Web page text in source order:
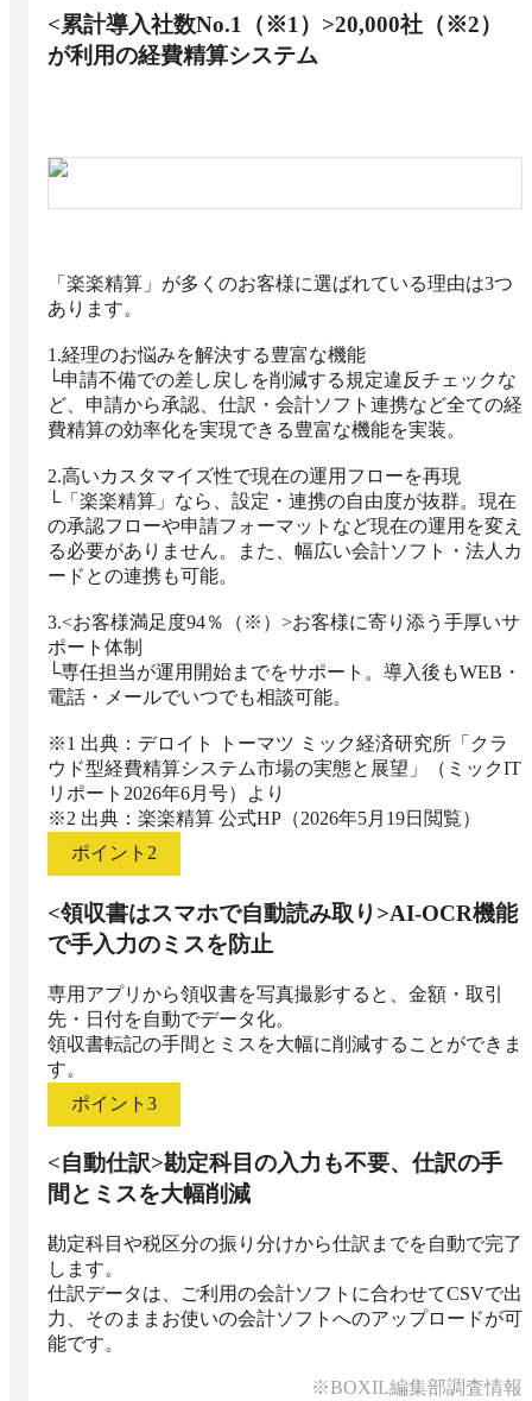
<累計導入社数No.1（※1）>20,000社（※2）
が利用の経費精算システム
「楽楽精算」が多くのお客様に選ばれている理由は3つ
あります。
1.経理のお悩みを解決する豊富な機能
└申請不備での差し戻しを削減する規定違反チェックな
ど、申請から承認、仕訳・会計ソフト連携など全ての経
費精算の効率化を実現できる豊富な機能を実装。
2.高いカスタマイズ性で現在の運用フローを再現
└「楽楽精算」なら、設定・連携の自由度が抜群。現在
の承認フローや申請フォーマットなど現在の運用を変え
る必要がありません。また、幅広い会計ソフト・法人カ
ードとの連携も可能。
3.<お客様満足度94％（※）>お客様に寄り添う手厚いサ
ポート体制
└専任担当が運用開始までをサポート。導入後もWEB・
電話・メールでいつでも相談可能。
※1 出典：デロイト トーマツ ミック経済研究所「クラ
ウド型経費精算システム市場の実態と展望」（ミックIT
リポート2026年6月号）より
※2 出典：楽楽精算 公式HP（2026年5月19日閲覧）
ポイント 2
<領収書はスマホで自動読み取り>AI-OCR機能
で手入力のミスを防止
専用アプリから領収書を写真撮影すると、金額・取引
先・日付を自動でデータ化。
領収書転記の手間とミスを大幅に削減することができま
ポイント 3
<自動仕訳>勘定科目の入力も不要、仕訳の手
間とミスを大幅削減
勘定科目や税区分の振り分けから仕訳までを自動で完了
します。
仕訳データは、ご利用の会計ソフトに合わせてCSVで出
力、そのままお使いの会計ソフトへのアップロードが可
※BOXIL編集部調査情報